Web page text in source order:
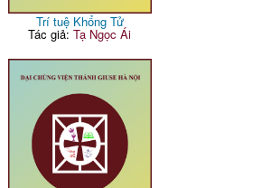
Trí tuệ Khổng Tử
Tác giả:Tạ Ngọc Ái